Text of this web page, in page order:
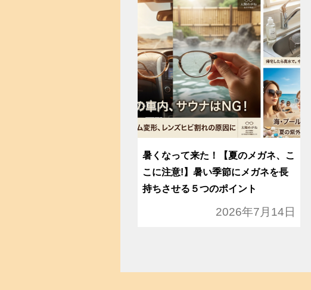
暑くなって来た！【夏のメガネ、こ
こに注意!】暑い季節にメガネを長
持ちさせる５つのポイント
2026年7月14日